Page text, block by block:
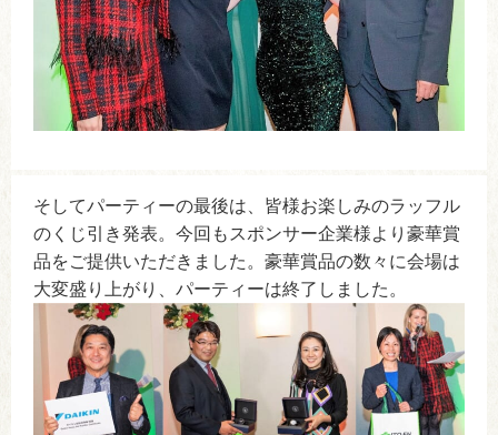
そしてパーティーの最後は、皆様お楽しみのラッフル
のくじ引き発表。今回もスポンサー企業様より豪華賞
品をご提供いただきました。豪華賞品の数々に会場は
大変盛り上がり、パーティーは終了しました。